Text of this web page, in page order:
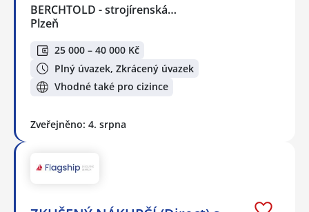
BERCHTOLD - strojírenská…
Plzeň
25 000 – 40 000 Kč
Plný úvazek, Zkrácený úvazek
Vhodné také pro cizince
Zveřejněno: 4. srpna